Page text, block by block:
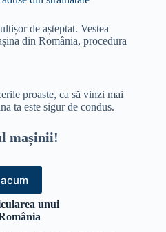
de așteptat. Vestea
din România, procedura
proaste, ca să vinzi mai
ta este sigur de condus.
mașinii!
unui